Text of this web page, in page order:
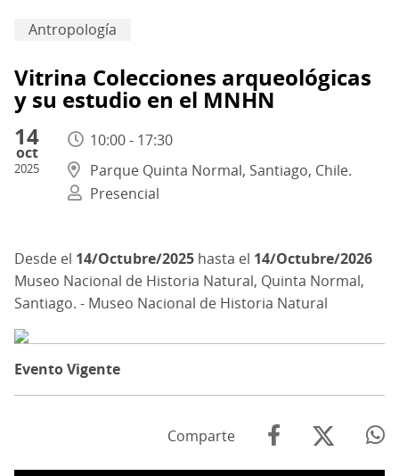
Antropología
Vitrina Colecciones arqueológicas
y su estudio en el MNHN
14
oct
2025
10:00 - 17:30
Parque Quinta Normal, Santiago, Chile.
Presencial
14/Octubre/2025 hasta el 14/Octubre/2026
Museo Nacional de Historia Natural, Quinta Normal,
Santiago. - Museo Nacional de Historia Natural
Evento Vigente
Comparte